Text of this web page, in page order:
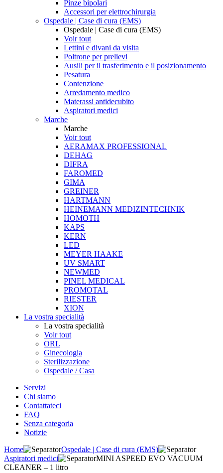
Pinze bipolari
Accessori per elettrochirurgia
Ospedale | Case di cura (EMS)
Ospedale | Case di cura (EMS)
Voir tout
Lettini e divani da visita
Poltrone per prelievi
Ausili per il trasferimento e il posizionamento
Pesatura
Contenzione
Arredamento medico
Materassi antidecubito
Aspiratori medici
Marche
Marche
Voir tout
AERAMAX PROFESSIONAL
DEHAG
DIFRA
FAROMED
GIMA
GREINER
HARTMANN
HEINEMANN MEDIZINTECHNIK
HOMOTH
KAPS
KERN
LED
MEYER HAAKE
UV SMART
NEWMED
PINEL MEDICAL
PROMOTAL
RIESTER
XION
La vostra specialità
La vostra specialità
Voir tout
ORL
Ginecologia
Sterilizzazione
Ospedale / Casa
Servizi
Chi siamo
Contattateci
FAQ
Senza categoria
Notizie
Home
Ospedale | Case di cura (EMS)
Aspiratori medici
MINI ASPEED EVO VACUUM
CLEANER – 1 litro